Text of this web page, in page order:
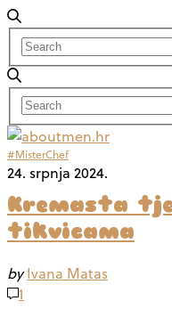
#MisterChef
24. srpnja 2024.
Kremasta
tikvicama
by Ivana Matas
1